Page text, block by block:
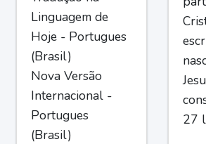
Linguagem de
Hoje - Portugues
(Brasil)
Nova Versão
Internacional -
Portugues
(Brasil)
27